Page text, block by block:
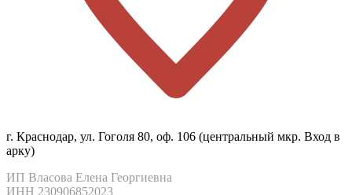
г. Краснодар, ул. Гоголя 80, оф. 106 (центральный мкр. Вход в
арку)
ИП Власова Елена Георгиевна
ИНН 230906852023